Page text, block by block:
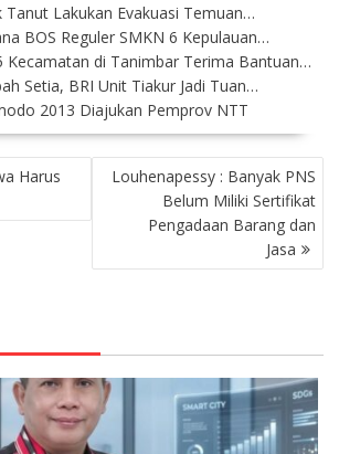
Tanut Lakukan Evakuasi Temuan…
BOS Reguler SMKN 6 Kepulauan…
Kecamatan di Tanimbar Terima Bantuan…
Setia, BRI Unit Tiakur Jadi Tuan…
2013 Diajukan Pemprov NTT
Harus
Louhenapessy : Banyak PNS
Belum Miliki Sertifikat
Pengadaan Barang dan
Jasa